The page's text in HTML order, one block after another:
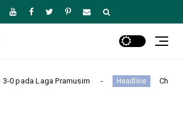
Headline Chelsea Kalah Tipis 0-1 dari